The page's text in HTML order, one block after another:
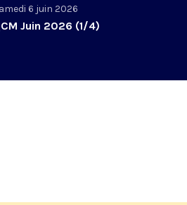
6 juin 2026
Juin 2026 (1/4)